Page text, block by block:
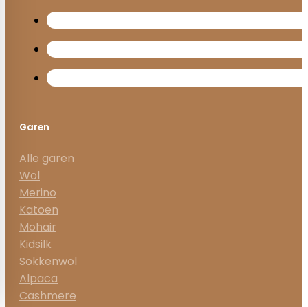
Garen
Alle garen
Wol
Merino
Katoen
Mohair
Kidsilk
Sokkenwol
Alpaca
Cashmere